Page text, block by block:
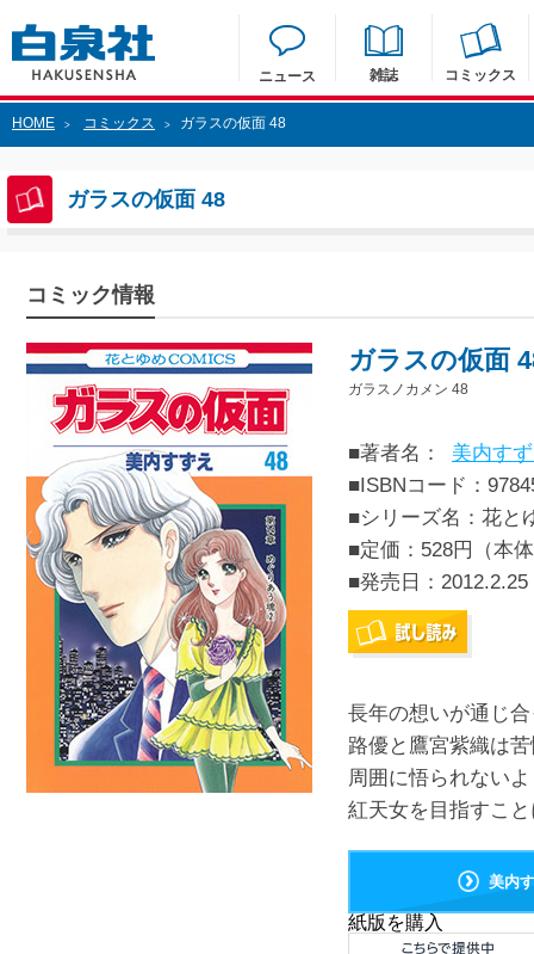
ニュース 雑誌 コミックス
HOME > コミックス > ガラスの仮面 48
ガラスの仮面 48
コミック情報
ガラスの仮面
ガラスノカメン 48
■著者名：
美内す
■ISBNコード：
■シリーズ名：花と
■定価：528円（本
■発売日： 2012.2.25
長年の想いが通じ
路優と鷹宮紫織は
周囲に悟られない
紅天女を目指すこ
美内
紙版を購入